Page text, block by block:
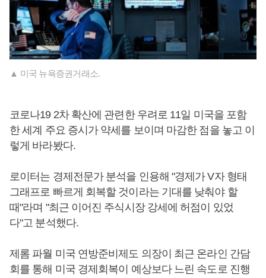
▲ 미국 뉴욕증권거래소.
코로나19 2차 확산에 관련한 우려로 11일 미국을 포함
한 세계 주요 증시가 약세를 보이며 마감한 점을 놓고 이
렇게 바라봤다.
로이터는 경제전문가 분석을 인용해 "경제가 V자 형태
그래프로 빠르게 회복할 것이라는 기대를 낮춰야 할
때"라며 "최근 이어진 주식시장 강세에 허점이 있었
다"고 분석했다.
제롬 파월 미국 연방준비제도 의장이 최근 온라인 간담
회를 통해 미국 경제회복이 예상보다 느린 속도로 진행